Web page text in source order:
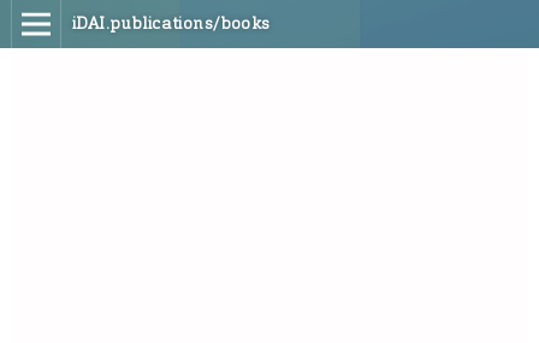
iDAI.publications/books